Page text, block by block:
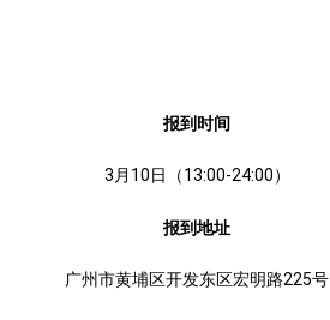
报到时间
3月10日（13:00-24:00）
报到地址
广州市黄埔区开发东区宏明路225号